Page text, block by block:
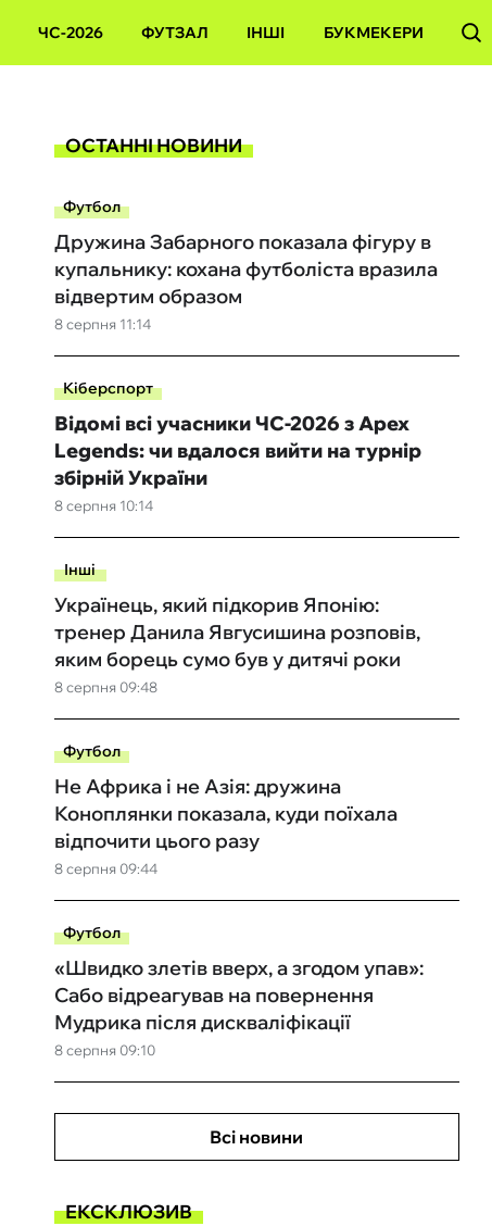
ЧС-2026 ФУТЗАЛ ІНШІ БУКМЕКЕРИ
ОСТАННІ НОВИНИ
Футбол
8 серпня 11:14
Дружина Забарного показала фігуру в
купальнику: кохана футболіста вразила
відвертим образом
Кіберспорт
8 серпня 10:14
Відомі всі учасники ЧС-2026 з Apex
Legends: чи вдалося вийти на турнір
збірній України
Інші
8 серпня 09:48
Українець, який підкорив Японію:
тренер Данила Явгусишина розповів,
яким борець сумо був у дитячі роки
Футбол
8 серпня 09:44
Не Африка і не Азія: дружина
Коноплянки показала, куди поїхала
відпочити цього разу
Футбол
8 серпня 09:10
«Швидко злетів вверх, а згодом упав»:
Сабо відреагував на повернення
Мудрика після дискваліфікації
Всі новини
ЕКСКЛЮЗИВ